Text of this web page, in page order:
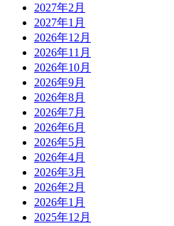
2027年2月
2027年1月
2026年12月
2026年11月
2026年10月
2026年9月
2026年8月
2026年7月
2026年6月
2026年5月
2026年4月
2026年3月
2026年2月
2026年1月
2025年12月